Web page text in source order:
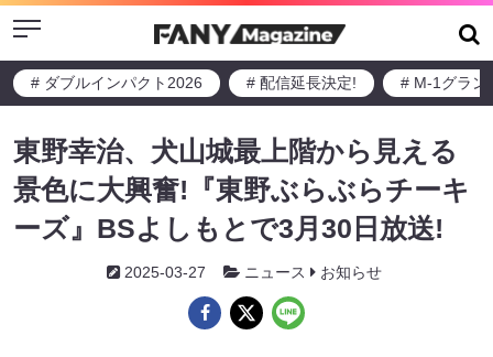
Menu
# ダブルインパクト2026 # 配信延長決定! # M-1グラン
東野幸治、犬山城最上階から見える
景色に大興奮!『東野ぶらぶらチーキ
ーズ』BSよしもとで3月30日放送!
2025-03-27 ニュース お知らせ